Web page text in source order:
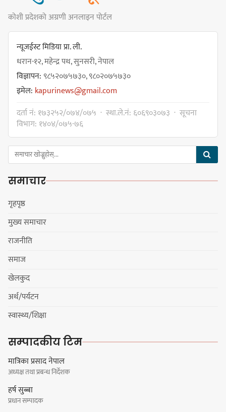
नयाँ सेउती पूल नजिक दुर्घटनाको
जोखिमको ट्राफिक सचेतना गराउँदै
सिलाम साक्मा
किराँती खम्बुका सन्तानहरू :
स्वपहिचानविहीन राई बन्ने कि
स्वपहिचानसहित 'राउटे !'
नेपाली काँग्रेस सभापति गगन थापालाई
सुनसरीका कार्यकर्ताको आग्रह
कोशी प्रदेशको अग्रणी अनलाइन पोर्टल
न्यूजईस्ट मिडिया प्रा. ली.
धरान-१२, महेन्द्र पथ, सुनसरी, नेपाल
विज्ञापन:९८५२०७५७३०, ९८०२०७५७३०
इमेल: kapurinews@gmail.com
दर्ता नं: १७३२५२/०७४/०७५ · स्था.ले.नं: ६०६९०३०७३ · सूचना
विभाग: १४०४/०७५-७६
समाचार
गृहपृष्ठ
मुख्य समाचार
राजनीति
समाज
खेलकुद
अर्थ/पर्यटन
स्वास्थ्य/शिक्षा
सम्पादकीय टिम
मात्रिका प्रसाद नेपाल
अध्यक्ष तथा प्रबन्ध निर्देशक
हर्ष सुब्बा
प्रधान सम्पादक